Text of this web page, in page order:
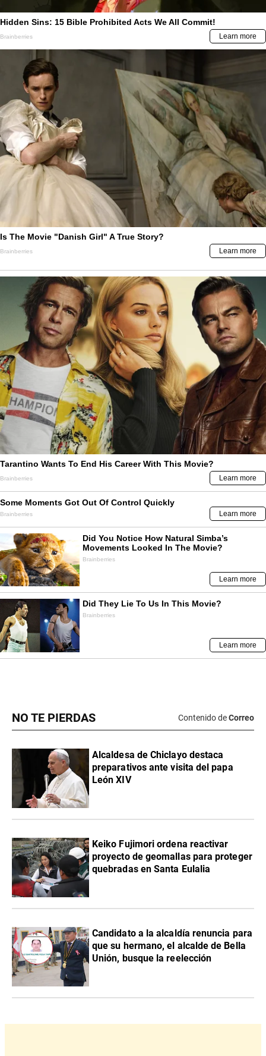
NO TE PIERDAS Contenido deCorreo
Alcaldesa de Chiclayo destaca
preparativos ante visita del papa
León XIV
Keiko Fujimori ordena reactivar
proyecto de geomallas para proteger
quebradas en Santa Eulalia
Candidato a la alcaldía renuncia para
que su hermano, el alcalde de Bella
Unión, busque la reelección